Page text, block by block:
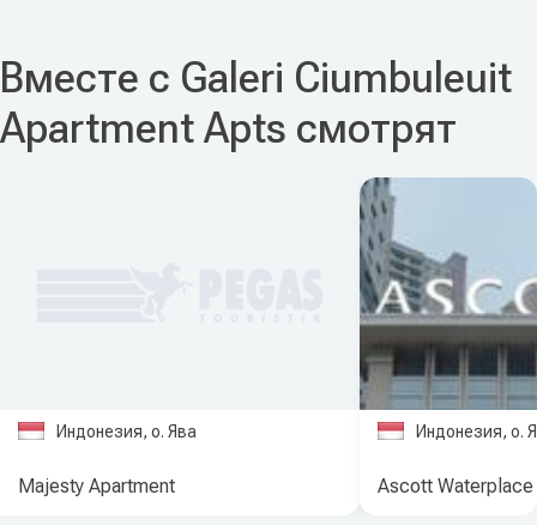
Вместе с Galeri Ciumbuleuit
Apartment Apts смотрят
Индонезия, о. Ява
Majesty Apartment
Индонезия, о.
Ascott Waterplace